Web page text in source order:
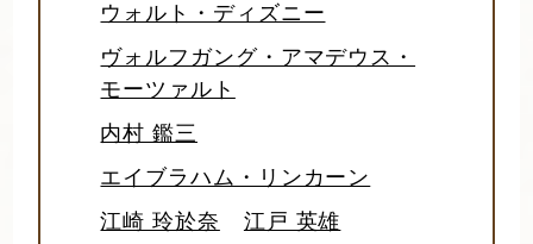
ウォルト・ディズニー
ヴォルフガング・アマデウス・
モーツァルト
内村 鑑三
エイブラハム・リンカーン
江崎 玲於奈
江戸 英雄